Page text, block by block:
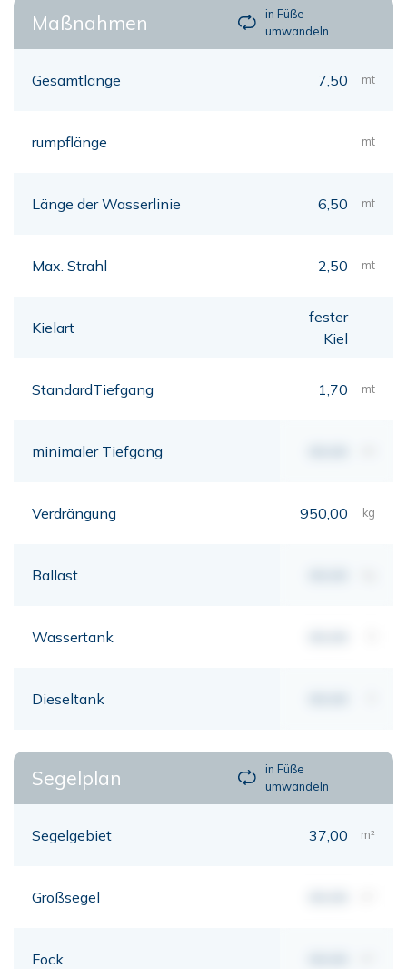
Maßnahmen
in Füße
umwandeln
Gesamtlänge 7,50 mt
rumpflänge mt
Länge der Wasserlinie 6,50 mt
Max. Strahl 2,50 mt
Kielart
fester
Kiel
StandardTiefgang 1,70 mt
minimaler Tiefgang
Verdrängung 950,00 kg
Ballast
Wassertank
Dieseltank
Segelplan
in Füße
umwandeln
Segelgebiet 37,00 m²
Großsegel
Fock